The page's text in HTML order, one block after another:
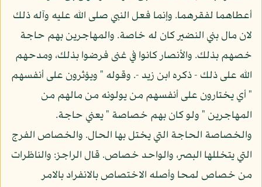
أعطاهما لفقرهما. وإنما فعل النبي صلى الله عليه وآله ذلك
لان مال بني النضير كان له خاصة. والمهاجرين بهم حاجة
خصهم بذلك. والأنصار كانوا في غنى فرضوا بذلك، ومدحهم
الله على ذلك - ذكره ابن زيد -. وقوله " ويؤثرون على أنفسهم
" أي يختارون على أنفسهم من يولونه من مالهم من
المهاجرين " ولو كان بهم خصاصة " يعني حاجة.
والخصاصة الحاجة التي يختل بها الحال. والخصاص الفرج
التي يتخللها البصر، والواحد خصاص. قال الراجز: والناظرات
من خصاص لمحا وأصله الاختصاص بالانفراد بالامر